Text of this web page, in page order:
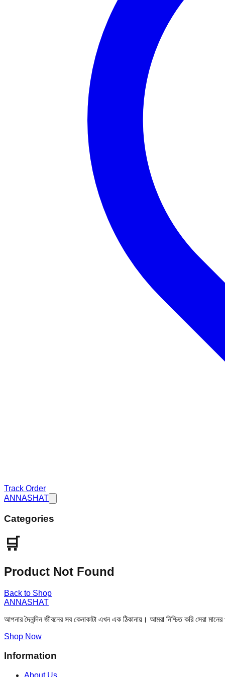
Track Order
ANNASHAT
Categories
🛒
Product Not Found
Back to Shop
ANNASHAT
আপনার দৈনন্দিন জীবনের সব কেনাকাটা এখন এক ঠিকানায়। আমরা নিশ্চিত করি সেরা
Shop Now
Information
About Us